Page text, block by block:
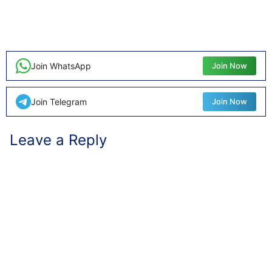
Join WhatsApp Join Now
Join Telegram Join Now
Leave a Reply